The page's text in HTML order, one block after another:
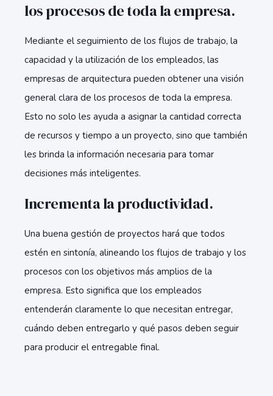
los procesos de toda la empresa.
Mediante el seguimiento de los flujos de trabajo, la
capacidad y la utilización de los empleados, las
empresas de arquitectura pueden obtener una visión
general clara de los procesos de toda la empresa.
Esto no solo les ayuda a asignar la cantidad correcta
de recursos y tiempo a un proyecto, sino que también
les brinda la información necesaria para tomar
decisiones más inteligentes.
Incrementa la productividad.
Una buena gestión de proyectos hará que todos
estén en sintonía, alineando los flujos de trabajo y los
procesos con los objetivos más amplios de la
empresa. Esto significa que los empleados
entenderán claramente lo que necesitan entregar,
cuándo deben entregarlo y qué pasos deben seguir
para producir el entregable final.